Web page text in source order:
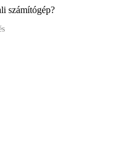
számítógép?